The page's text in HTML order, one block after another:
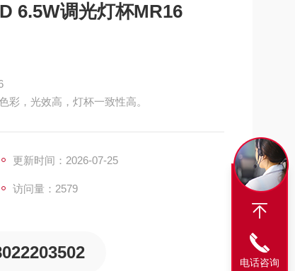
6.5W调光灯杯MR16
彩，光效高，灯杯一致性高。
更新时间：2026-07-25
访问量：2579
电话咨询